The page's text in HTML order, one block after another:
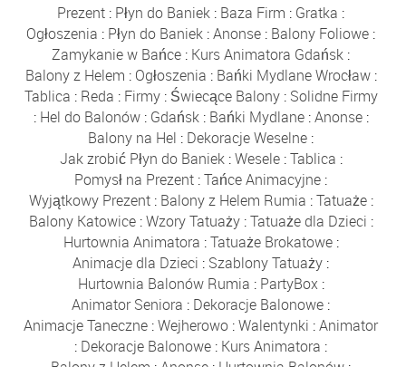
Prezent : Płyn do Baniek : Baza Firm : Gratka :
Ogłoszenia : Płyn do Baniek :Anonse : Balony Foliowe :
Zamykanie w Bańce : Kurs Animatora Gdańsk :
Balony z Helem : Ogłoszenia : Bańki Mydlane Wrocław:
Tablica : Reda : Firmy: Świecące Balony: Solidne Firmy
: Hel do Balonów: Gdańsk: Bańki Mydlane:Anonse:
Balony na Hel : Dekoracje Weselne :
Jak zrobić Płyn do Baniek:Wesele:Tablica :
Pomysł na Prezent :Tańce Animacyjne :
Wyjątkowy Prezent: Balony z Helem Rumia :Tatuaże:
Balony Katowice:Wzory Tatuaży:Tatuaże dla Dzieci :
Hurtownia Animatora :Tatuaże Brokatowe:
Animacje dla Dzieci : Szablony Tatuaży :
Hurtownia Balonów Rumia : PartyBox:
Animator Seniora : Dekoracje Balonowe :
Animacje Taneczne :Wejherowo :Walentynki :Animator
: Dekoracje Balonowe : Kurs Animatora :